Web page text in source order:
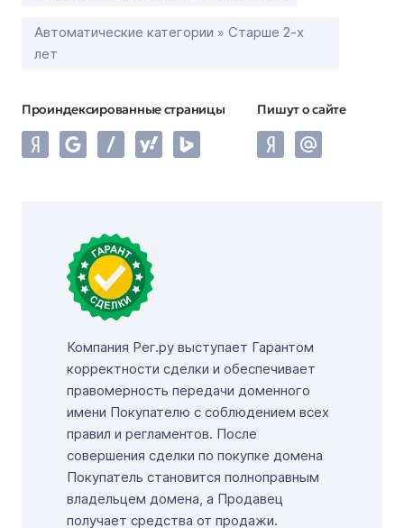
Автоматические категории » Старше 2-х
лет
Проиндексированные страницы Пишут о сайте
Компания Рег.ру выступает Гарантом
корректности сделки и обеспечивает
правомерность передачи доменного
имени Покупателю с соблюдением всех
правил и регламентов. После
совершения сделки по покупке домена
Покупатель становится полноправным
владельцем домена, а Продавец
получает средства от продажи.